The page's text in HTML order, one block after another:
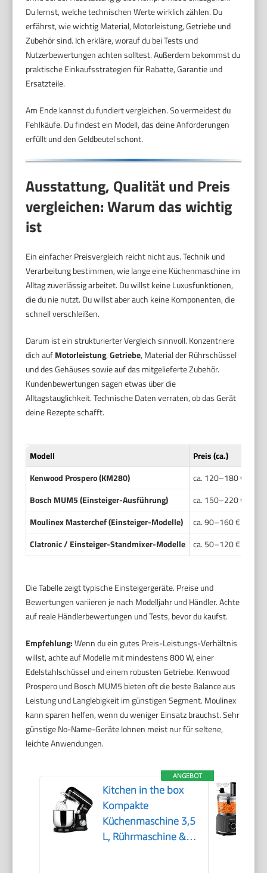
Du lernst, welche technischen Werte wirklich zählen. Du
erfährst, wie wichtig Material, Motorleistung, Getriebe und
Zubehör sind. Ich erkläre, worauf du bei Tests und
Nutzerbewertungen achten solltest. Außerdem bekommst du
praktische Einkaufsstrategien für Rabatte, Garantie und
Ersatzteile.
Am Ende kannst du fundiert vergleichen. So vermeidest du
Fehlkäufe. Du findest ein Modell, das deine Anforderungen
erfüllt und den Geldbeutel schont.
Ausstattung, Qualität und Preis
vergleichen: Warum das wichtig
ist
Ein einfacher Preisvergleich reicht nicht aus. Technik und
Verarbeitung bestimmen, wie lange eine Küchenmaschine im
Alltag zuverlässig arbeitet. Du willst keine Luxusfunktionen,
die du nie nutzt. Du willst aber auch keine Komponenten, die
schnell verschleißen.
Darum ist ein strukturierter Vergleich sinnvoll. Konzentriere
dich aufMotorleistung,Getriebe, Material der Rührschüssel
und des Gehäuses sowie auf das mitgelieferte Zubehör.
Kundenbewertungen sagen etwas über die
Alltagstauglichkeit. Technische Daten verraten, ob das Gerät
deine Rezepte schafft.
Modell Preis (ca.)
Kenwood Prospero (KM280)
ca. 120–180 €
Bosch MUM5 (Einsteiger-Ausführung)
ca. 150–220 €
Moulinex Masterchef (Einsteiger-Modelle)
ca. 90–160 €
Clatronic / Einsteiger-Standmixer-Modelle
ca. 50–120 €
Die Tabelle zeigt typische Einsteigergeräte. Preise und
Bewertungen variieren je nach Modelljahr und Händler. Achte
auf reale Händlerbewertungen und Tests, bevor du kaufst.
Empfehlung:Wenn du ein gutes Preis-Leistungs-Verhältnis
willst, achte auf Modelle mit mindestens 800 W, einer
Edelstahlschüssel und einem robusten Getriebe. Kenwood
Prospero und Bosch MUM5 bieten oft die beste Balance aus
Leistung und Langlebigkeit im günstigen Segment. Moulinex
kann sparen helfen, wenn du weniger Einsatz brauchst. Sehr
günstige No-Name-Geräte lohnen meist nur für seltene,
leichte Anwendungen.
ANGEBOT
Kitchen in the box
Kompakte
Küchenmaschine 3,5
L, Rührmaschine &